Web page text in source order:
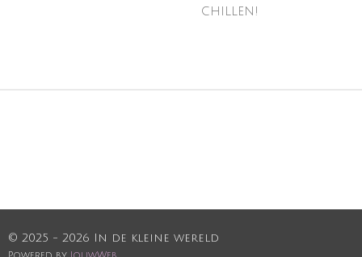
chillen!
© 2025 - 2026 In de kleine wereld